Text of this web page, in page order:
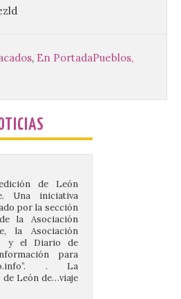
, En PortadaPueblos,
en
de León
por la sección
la Asociación
. La
León de…viaje
a
el
un